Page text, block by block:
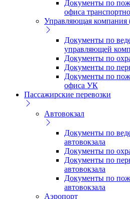
Документы по
офиса
Управляющая компания
Документы по
управляющей
Документы по
Документы по
Документы по
офиса УК
Пассажирские перевозки
Автовокзал
Документы по
автовокзала
Документы по
Документы по
автовокзала
Документы по
автовокзала
Аэропорт